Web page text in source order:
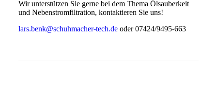
Wir unterstützen Sie gerne bei dem Thema Ölsauberkeit
und Nebenstromfiltration, kontaktieren Sie uns!
lars.benk@schuhmacher-tech.de oder 07424/9495-663